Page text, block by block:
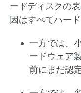
ードディスクの
因はすべてハー
一方では、
ードウェア
前にまだ認